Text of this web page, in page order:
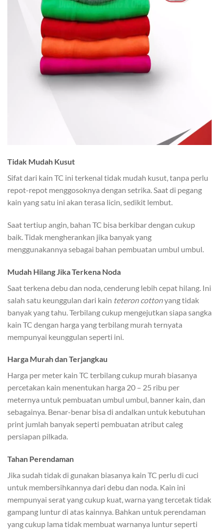
Tidak Mudah Kusut
Sifat dari kain TC ini terkenal tidak mudah kusut, tanpa perlu
repot-repot menggosoknya dengan setrika. Saat di pegang
kain yang satu ini akan terasa licin, sedikit lembut.
Saat tertiup angin, bahan TC bisa berkibar dengan cukup
baik. Tidak mengherankan jika banyak yang
menggunakannya sebagai bahan pembuatan umbul umbul.
Mudah Hilang Jika Terkena Noda
Saat terkena debu dan noda, cenderung lebih cepat hilang. Ini
salah satu keunggulan dari kain teteron cottonyang tidak
banyak yang tahu. Terbilang cukup mengejutkan siapa sangka
kain TC dengan harga yang terbilang murah ternyata
mempunyai keunggulan seperti ini.
Harga Murah dan Terjangkau
Harga per meter kain TC terbilang cukup murah biasanya
percetakan kain menentukan harga 20 – 25 ribu per
meternya untuk pembuatan umbul umbul, banner kain, dan
sebagainya. Benar-benar bisa di andalkan untuk kebutuhan
print jumlah banyak seperti pembuatan atribut caleg
persiapan pilkada.
Tahan Perendaman
Jika sudah tidak di gunakan biasanya kain TC perlu di cuci
untuk membersihkannya dari debu dan noda. Kain ini
mempunyai serat yang cukup kuat, warna yang tercetak tidak
gampang luntur di atas kainnya. Bahkan untuk perendaman
yang cukup lama tidak membuat warnanya luntur seperti